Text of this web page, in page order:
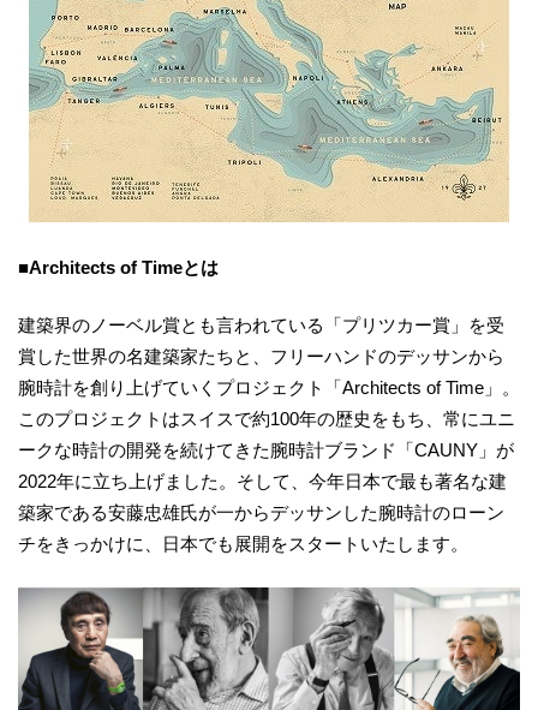
■Architects of Timeとは
建築界のノーベル賞とも言われている「プリツカー賞」を受
賞した世界の名建築家たちと、フリーハンドのデッサンから
腕時計を創り上げていくプロジェクト「Architects of Time」。
このプロジェクトはスイスで約100年の歴史をもち、常にユニ
ークな時計の開発を続けてきた腕時計ブランド「CAUNY」が
2022年に立ち上げました。そして、今年日本で最も著名な建
築家である安藤忠雄氏が一からデッサンした腕時計のローン
チをきっかけに、日本でも展開をスタートいたします。